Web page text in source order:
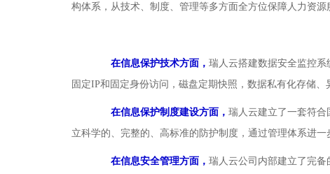
构体系，从技术、制度、管理等多方面全方位保障人力资源
在信息保护技术方面， 瑞人云搭建数据安全监控系
固定IP和固定身份访问，磁盘定期快照，数据私有化存储
在信息保护制度建设方面， 瑞人云建立了一套符
立科学的、完整的、高标准的防护制度，通过管理体系进
在信息安全管理方面， 瑞人云公司内部建立了完